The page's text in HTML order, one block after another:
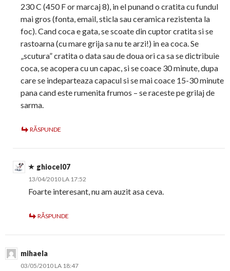
230 C (450 F or marcaj 8), in el punand o cratita cu fundul
mai gros (fonta, email, sticla sau ceramica rezistenta la
foc). Cand coca e gata, se scoate din cuptor cratita si se
rastoarna (cu mare grija sa nu te arzi!) in ea coca. Se
„scutura” cratita o data sau de doua ori ca sa se dictribuie
coca, se acopera cu un capac, si se coace 30 minute, dupa
care se indeparteaza capacul si se mai coace 15-30 minute
pana cand este rumenita frumos – se raceste pe grilaj de
sarma.
RĂSPUNDE
ghiocel07
13/04/2010 LA 17:52
Foarte interesant, nu am auzit asa ceva.
RĂSPUNDE
mihaela
03/05/2010 LA 18:47